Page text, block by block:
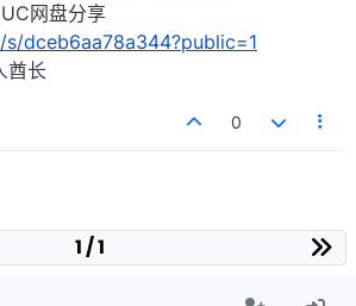
UC网盘分享
dceb6aa78a344?public=1
酋长
0
1 / 1